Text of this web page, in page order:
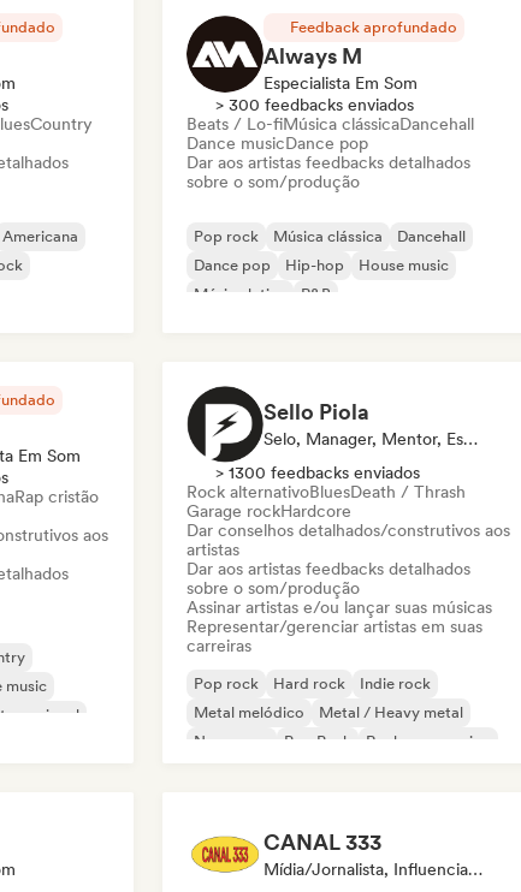
Country
Americana
Feedback aprofundado
Always M
Especialista Em Som
> 300 feedbacks enviados
Beats / Lo-fiMúsica clássicaDancehall
Dance musicDance pop
Dar aos artistas feedbacks detalhados
sobre o som/produção
Pop rock Música clássica
Dancehall
Dance pop
Hip-hop
House music
Música latina
R&B
Em Som
Rap cristão
aos
music
Sello Piola
Selo, Manager, Mentor, Especialista Em Som
> 1300 feedbacks enviados
Rock alternativoBluesDeath / Thrash
Garage rockHardcore
Dar conselhos detalhados/construtivos aos
artistas
Dar aos artistas feedbacks detalhados
sobre o som/produção
Assinar artistas e/ou lançar suas músicas
Representar/gerenciar artistas em suas
carreiras
Pop rock Hard rock
Indie rock
Metal melódico
Metal / Heavy metal
New wave
Pop Punk Rock progressivo
CANAL 333
Mídia/Jornalista, Influenciador, Especialista Em Som